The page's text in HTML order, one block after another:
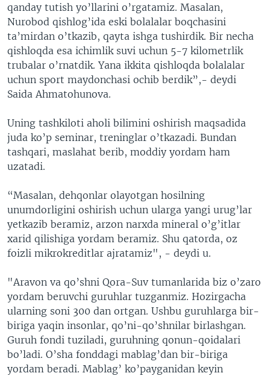
qanday tutish yo’llarini o’rgatamiz. Masalan,
Nurobod qishlog’ida eski bolalalar boqchasini
ta’mirdan o’tkazib, qayta ishga tushirdik. Bir necha
qishloqda esa ichimlik suvi uchun 5-7 kilometrlik
trubalar o’rnatdik. Yana ikkita qishloqda bolalalar
uchun sport maydonchasi ochib berdik”,- deydi
Saida Ahmatohunova.
Uning tashkiloti aholi bilimini oshirish maqsadida
juda ko’p seminar, treninglar o’tkazadi. Bundan
tashqari, maslahat berib, moddiy yordam ham
uzatadi.
“Masalan, dehqonlar olayotgan hosilning
unumdorligini oshirish uchun ularga yangi urug’lar
yetkazib beramiz, arzon narxda mineral o’g’itlar
xarid qilishiga yordam beramiz. Shu qatorda, oz
foizli mikrokreditlar ajratamiz", - deydi u.
"Aravon va qo’shni Qora-Suv tumanlarida biz o’zaro
yordam beruvchi guruhlar tuzganmiz. Hozirgacha
ularning soni 300 dan ortgan. Ushbu guruhlarga bir-
biriga yaqin insonlar, qo’ni-qo’shnilar birlashgan.
Guruh fondi tuziladi, guruhning qonun-qoidalari
bo’ladi. O’sha fonddagi mablag’dan bir-biriga
yordam beradi. Mablag’ ko’payganidan keyin